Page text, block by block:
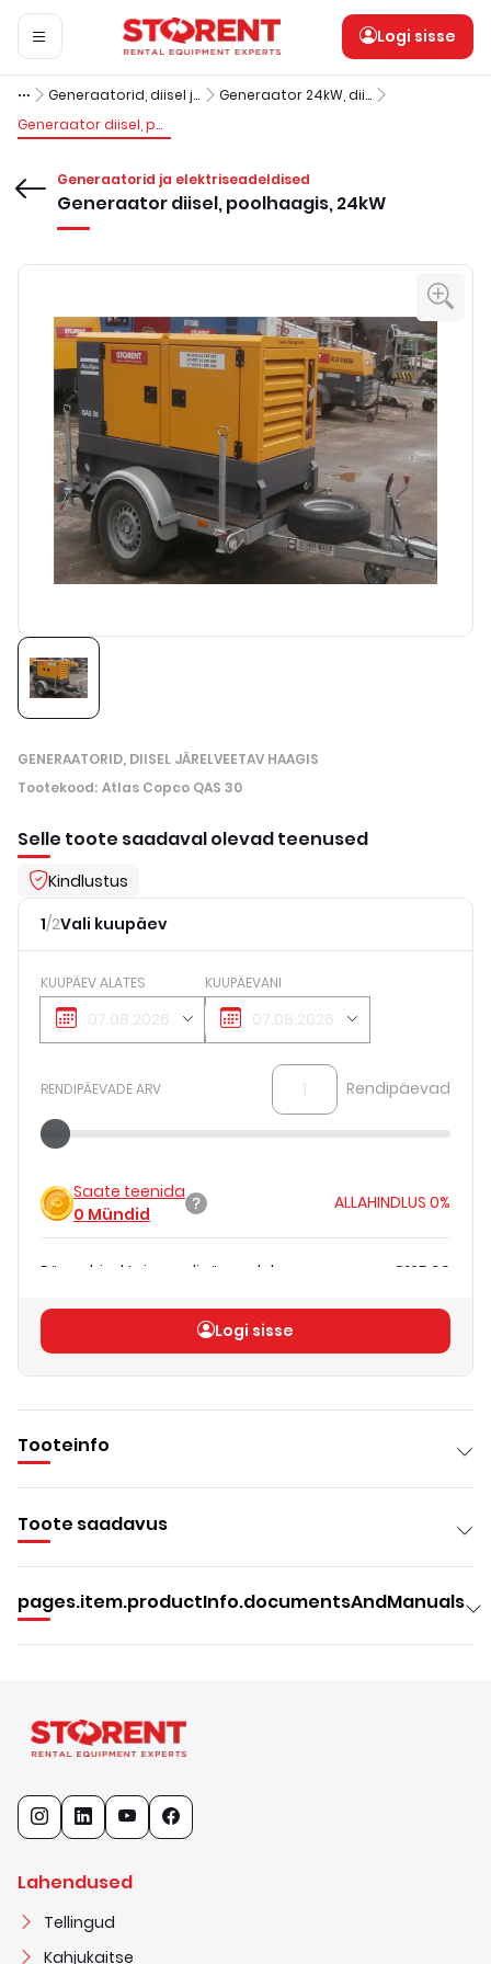
Logi sisse
Generaatorid, diisel järelveetav haagis
Generaator 24kW, diisel, poolhaagis
Generaator diisel, poolhaagis, 24kW
Generaatorid ja elektriseadeldised
Generaator diisel, poolhaagis, 24kW
GENERAATORID, DIISEL JÄRELVEETAV HAAGIS
Tootekood: Atlas Copco QAS 30
Selle toote saadaval olevad teenused
Kindlustus
1/2Vali kuupäev
KUUPÄEV ALATES KUUPÄEVANI
RENDIPÄEVADE ARV Rendipäevad
Saate teenida
0 Mündid
ALLAHINDLUS 0%
Päevahind teie rendipäevadele €125.00
ilma KM-ta)Logi sisse
Tooteinfo
Toote saadavus
pages.item.productInfo.documentsAndManuals
Lahendused
Tellingud
Kahjukaitse